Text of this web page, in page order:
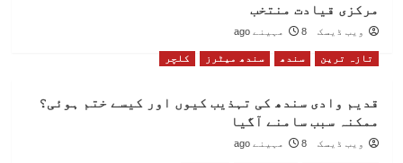
مرکزی قیادت منتخب
ویب ڈیسک 8 مہینے ago
تازہ ترین سندھ سندھ میٹرز کلچر
قدیم وادی سندھ کی تہذیب کیوں اور کیسے ختم ہوئی؟
ممکنہ سبب سامنے آگیا
ویب ڈیسک 8 مہینے ago